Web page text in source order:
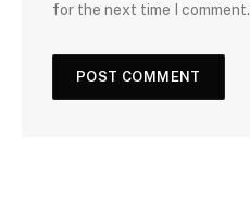
for the next time I comment.